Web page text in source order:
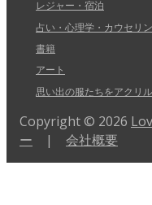
レジャー・宿泊
占い・心理学・カウセリ
書籍
アート
思い出の服たちをアクリ
Copyright © 2026
ー | 会社概要